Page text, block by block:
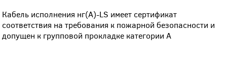
Кабель исполнения нг(А)-LS имеет сертификат
соответствия на требования к пожарной безопасности и
допущен к групповой прокладке категории А